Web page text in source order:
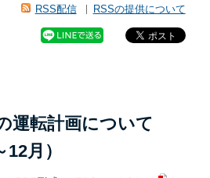
RSS配信 RSSの提供について
運転計画について
12月）